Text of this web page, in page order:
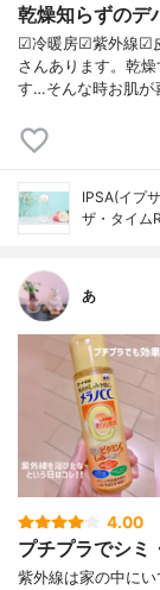
乾燥知らずの
☑︎冷暖房☑︎紫外線☑︎
さんあります。乾
す…そんな時お肌が
IPSA(イプ
ザ・タイム
あ
4.00
プチプラでシミ
紫外線は家の中に